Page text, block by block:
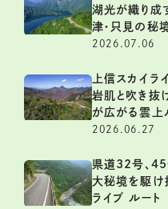
湖光が織り成
津・只見の秘
2026.07.06
上信スカイラ
岩肌と吹き抜
が広がる雲上
2026.06.27
県道32号、45
大秘境を駆け
ライブ ルート